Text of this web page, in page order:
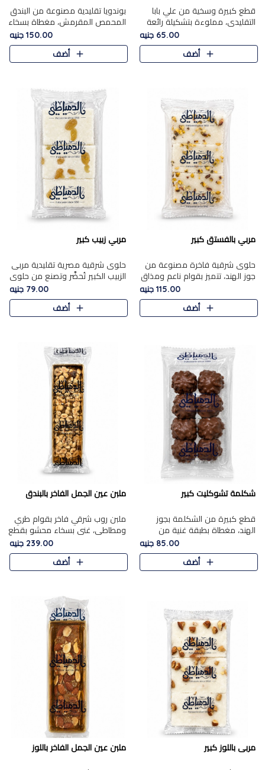
قطع كبيرة وسخية من علي بابا
التقليدي، مملوءة بتشكيلة رائعة
من المكسرات المحمصة المحمرة.
65.00 جنيه
أضف
بوندويا تقليدية مصنوعة من البندق
المحمص المقرمش، مغطاة بسخاء
بشوكولاتة فاخرة غنية لتحقيق
التوازن المثالي بين قوام القرمشة
ونكهة الشوكولاتة ا..
150.00 جنيه
أضف
مربي بالفستق كبير
حلوى شرقية فاخرة مصنوعة من
جوز الهند، تتميز بقوام ناعم ومذاق
غني، وتزين بقطع من الفستق
الفاخر التي تضيف عليها قرمشة
115.00 جنيه
أضف
مربي زبيب كبير
حلوى شرقية مصرية تقليدية مربى
الزبيب الكبير تُحضَّر وتصنع من حلوي
جوز الهند باسد بقوام طري ومذاق
غني، وتُزين وتغطا بحبات الزبيب
الذهبي التي ..
79.00 جنيه
أضف
شكلمة تشوكليت كبير
قطع كبيرة من الشكلمة بجوز
الهند، مغطاة بطبقة غنية من
الشوكولاتة الفاخرة لتجمع بين
القوام الطري من الداخل مركز جوز
الهند المطاطي والمذاق الغن..
85.00 جنيه
أضف
ملبن عين الجمل الفاخر بالبندق
ملبن روب شرقي فاخر بقوام طري
ومطاطي، غني بسخاء محشو بقطع
عين الجمل والبندق المحمص التي
تضيف قرمشة مميزة مُرضية
ونكهة جوزية غنية في كل
239.00 جنيه
أضف
مربى باللوز كبير ملبن عين الجمل الفاخر باللوز